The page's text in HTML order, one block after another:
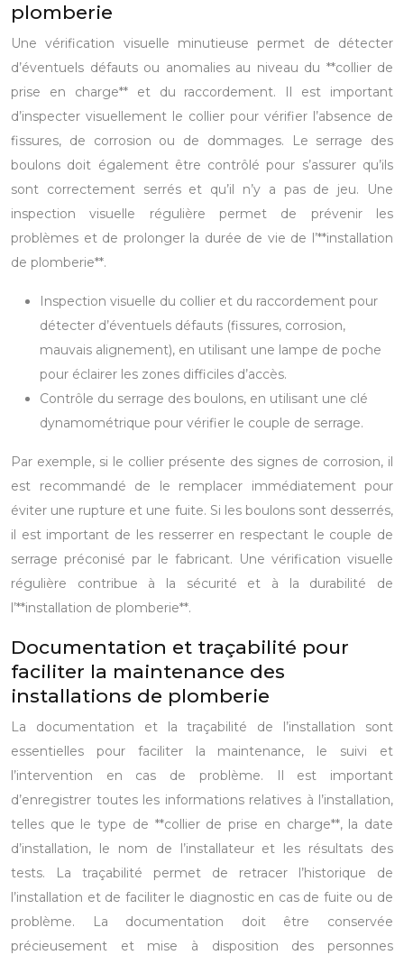
plomberie
Une vérification visuelle minutieuse permet de détecter
d’éventuels défauts ou anomalies au niveau du **collier de
prise en charge** et du raccordement. Il est important
d’inspecter visuellement le collier pour vérifier l’absence de
fissures, de corrosion ou de dommages. Le serrage des
boulons doit également être contrôlé pour s’assurer qu’ils
sont correctement serrés et qu’il n’y a pas de jeu. Une
inspection visuelle régulière permet de prévenir les
problèmes et de prolonger la durée de vie de l’**installation
de plomberie**.
Inspection visuelle du collier et du raccordement pour
détecter d’éventuels défauts (fissures, corrosion,
mauvais alignement), en utilisant une lampe de poche
pour éclairer les zones difficiles d’accès.
Contrôle du serrage des boulons, en utilisant une clé
dynamométrique pour vérifier le couple de serrage.
Par exemple, si le collier présente des signes de corrosion, il
est recommandé de le remplacer immédiatement pour
éviter une rupture et une fuite. Si les boulons sont desserrés,
il est important de les resserrer en respectant le couple de
serrage préconisé par le fabricant. Une vérification visuelle
régulière contribue à la sécurité et à la durabilité de
l’**installation de plomberie**.
Documentation et traçabilité pour
faciliter la maintenance des
installations de plomberie
La documentation et la traçabilité de l’installation sont
essentielles pour faciliter la maintenance, le suivi et
l’intervention en cas de problème. Il est important
d’enregistrer toutes les informations relatives à l’installation,
telles que le type de **collier de prise en charge**, la date
d’installation, le nom de l’installateur et les résultats des
tests. La traçabilité permet de retracer l’historique de
l’installation et de faciliter le diagnostic en cas de fuite ou de
problème. La documentation doit être conservée
précieusement et mise à disposition des personnes